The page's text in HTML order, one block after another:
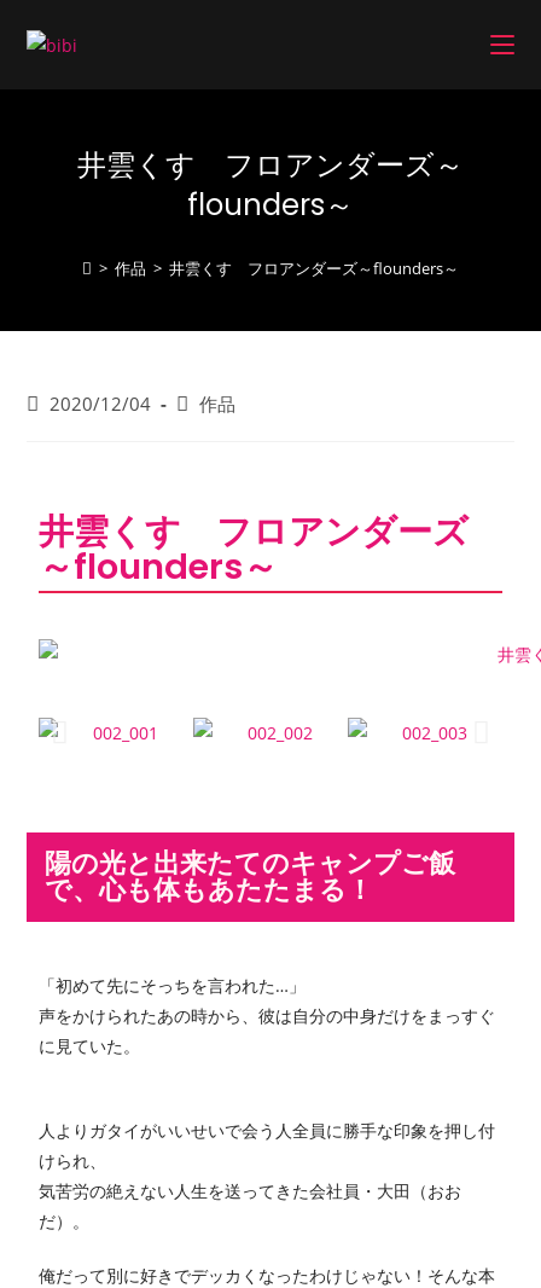
井雲くす フロアンダーズ～
flounders～
> 作品 > 井雲くす フロアンダーズ～flounders～
2020/12/04 作品
井雲くす フロアンダーズ
～flounders～
陽の光と出来たてのキャンプご飯
で、心も体もあたたまる！
「初めて先にそっちを言われた…」
声をかけられたあの時から、彼は自分の中身だけをまっすぐ
に見ていた。
人よりガタイがいいせいで会う人全員に勝手な印象を押し付
けられ、
気苦労の絶えない人生を送ってきた会社員・大田（おお
だ）。
俺だって別に好きでデッカくなったわけじゃない！そんな本